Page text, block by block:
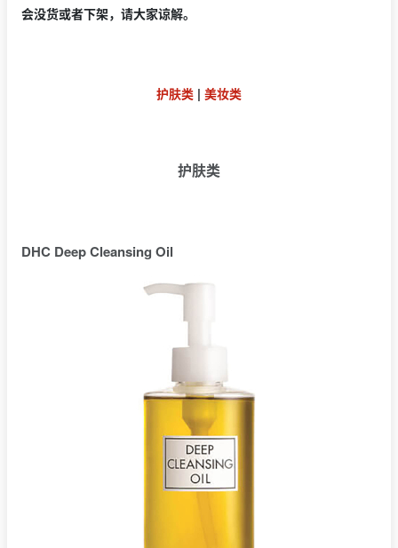
会没货或者下架，请大家谅解。
护肤类 | 美妆类
护肤类
DHC Deep Cleansing Oil